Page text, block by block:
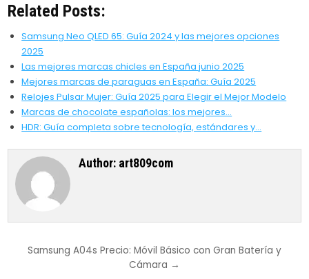
Related Posts:
Samsung Neo QLED 65: Guía 2024 y las mejores opciones
2025
Las mejores marcas chicles en España junio 2025
Mejores marcas de paraguas en España: Guía 2025
Relojes Pulsar Mujer: Guía 2025 para Elegir el Mejor Modelo
Marcas de chocolate españolas: los mejores…
HDR: Guía completa sobre tecnología, estándares y…
Author: art809com
Post
Samsung A04s Precio: Móvil Básico con Gran Batería y
Cámara →